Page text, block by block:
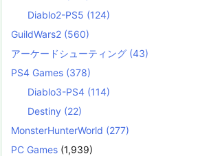
Diablo2-PS5 (124)
GuildWars2 (560)
アーケードシューティング (43)
PS4 Games (378)
Diablo3-PS4 (114)
Destiny (22)
MonsterHunterWorld (277)
PC Games (1,939)